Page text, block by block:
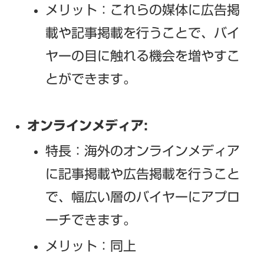
メリット：これらの媒体に広告掲
載や記事掲載を行うことで、バイ
ヤーの目に触れる機会を増やすこ
とができます。
オンラインメディア:
特長：海外のオンラインメディア
に記事掲載や広告掲載を行うこと
で、幅広い層のバイヤーにアプロ
ーチできます。
メリット：同上